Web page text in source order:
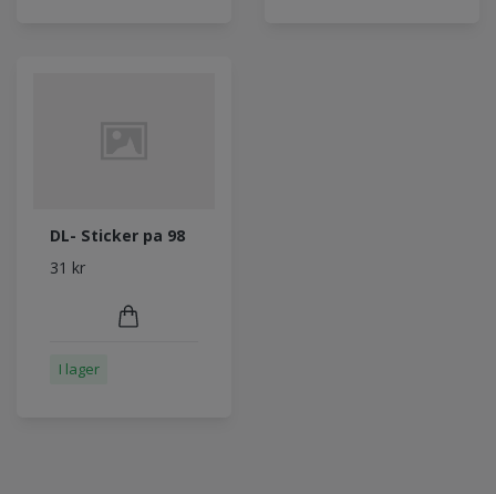
DL- Sticker pa 98
31 kr
I lager